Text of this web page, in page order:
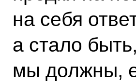
на себя
а стало
мы должны,